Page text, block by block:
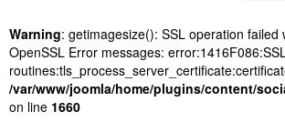
Warning: getimagesize(): SSL operation failed
OpenSSL Error messages: error:1416F086:SSL
/var/www/joomla/home/plugins/content/
on line 1660